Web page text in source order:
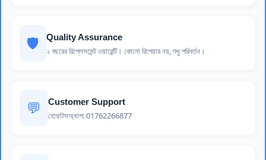
🛡️ Quality Assurance
২ বছরের রিপ্লেসমেন্ট ওয়ারেন্টি। কোনো রিপেয়ার নয়, শুধু পরিবর্তন।
💬 Customer Support
হোয়াটসঅ্যাপ: 01762266877